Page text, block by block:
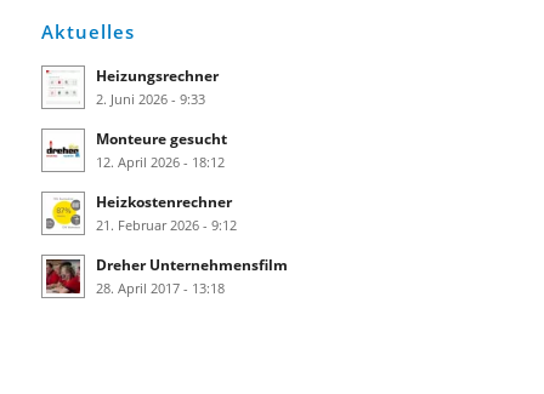
Aktuelles
Heizungsrechner
2. Juni 2026 - 9:33
Monteure gesucht
12. April 2026 - 18:12
Heizkostenrechner
21. Februar 2026 - 9:12
Dreher Unternehmensfilm
28. April 2017 - 13:18